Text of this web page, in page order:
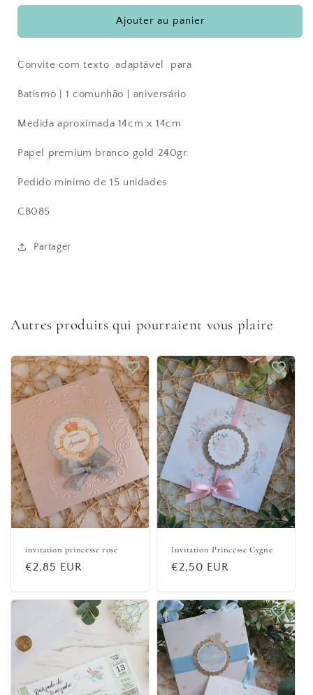
Ajouter au panier
Convite com texto adaptável para
Batismo | 1 comunhão | aniversário
Medida aproximada 14cm x 14cm
Papel premium branco gold 240gr.
Pedido minimo de 15 unidades
CB085
Partager
Autres produits qui pourraient vous plaire
invitation princesse rose
Prix
€2,85 EUR
Invitation Princesse Cygne
Prix
€2,50 EUR